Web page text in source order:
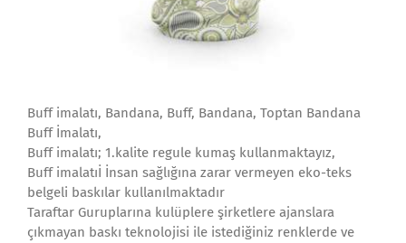
Buff imalatı, Bandana, Buff, Bandana, Toptan Bandana
Buff İmalatı,
Buff imalatı; 1.kalite regule kumaş kullanmaktayız,
Buff imalatıİ İnsan sağlığına zarar vermeyen eko-teks
belgeli baskılar kullanılmaktadır
Taraftar Guruplarına kulüplere şirketlere ajanslara
çıkmayan baskı teknolojisi ile istediğiniz renklerde ve